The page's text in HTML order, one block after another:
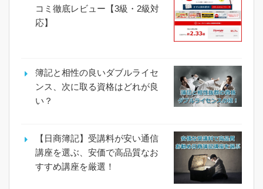
コミ徹底レビュー【3級・2級対
応】
簿記と相性の良いダブルライセ
ンス、次に取る資格はどれが良
い？
【日商簿記】受講料が安い通信
講座を選ぶ、安価で高品質なお
すすめ講座を厳選！